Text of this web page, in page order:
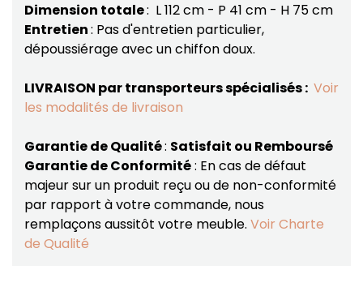
Dimension totale: L 112 cm - P 41 cm - H 75 cm
Entretien: Pas d'entretien particulier,
dépoussiérage avec un chiffon doux.
LIVRAISON par transporteurs spécialisés : Voir
les modalités de livraison
Garantie de Qualité: Satisfait ou Remboursé
Garantie de Conformité: En cas de défaut
majeur sur un produit reçu ou de non-conformité
par rapport à votre commande, nous
remplaçons aussitôt votre meuble. Voir Charte
de Qualité